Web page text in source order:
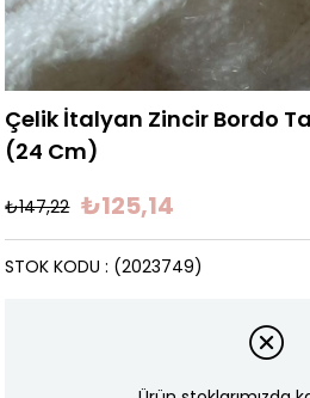
Çelik İtalyan Zincir Bordo
(24 Cm)
₺147,22 ₺125,14
(2023749)
STOK KODU